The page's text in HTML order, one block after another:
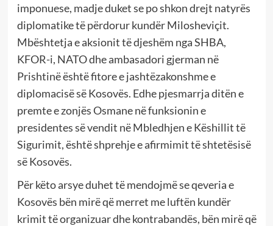
imponuese, madje duket se po shkon drejt natyrës
diplomatike të përdorur kundër Milosheviçit.
Mbështetja e aksionit të djeshëm nga SHBA,
KFOR-i, NATO dhe ambasadori gjerman në
Prishtinë është fitore e jashtëzakonshme e
diplomacisë së Kosovës. Edhe pjesmarrja ditën e
premte e zonjës Osmane në funksionin e
presidentes së vendit në Mbledhjen e Këshillit të
Sigurimit, është shprehje e afirmimit të shtetësisë
së Kosovës.
Për këto arsye duhet të mendojmë se qeveria e
Kosovës bën mirë që merret me luftën kundër
krimit të organizuar dhe kontrabandës, bën mirë që